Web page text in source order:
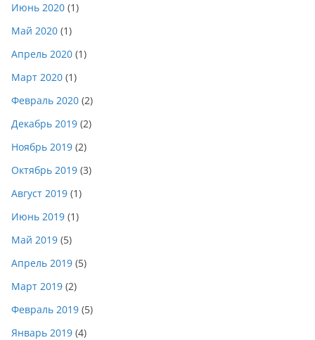
Июнь 2020 (1)
Май 2020 (1)
Апрель 2020 (1)
Март 2020 (1)
Февраль 2020 (2)
Декабрь 2019 (2)
Ноябрь 2019 (2)
Октябрь 2019 (3)
Август 2019 (1)
Июнь 2019 (1)
Май 2019 (5)
Апрель 2019 (5)
Март 2019 (2)
Февраль 2019 (5)
Январь 2019 (4)